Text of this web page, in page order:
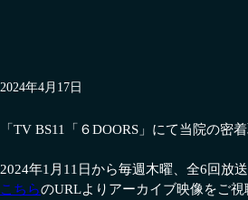
2024年4月17日
「TV BS11「６DOORS」にて当院の密
2024年1月11日から毎週木曜、全6回放
こちらのURLよりアーカイブ映像をご視